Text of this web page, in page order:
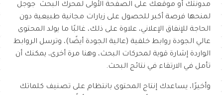
مدونتك أو موقعك على الصفحة الأولى لمحرك البحث جوجل
لمنحها فرصة أكبر للحصول على زيارات مجانية طبيعية دون
الحاجة للإنفاق الإعلاني، علاوة على ذلك، غالبًا ما يولد المحتوى
عالي الجودة روابط خلفية (عالية الجودة أيضًا)، وترسل الروابط
الواردة إشارة قوية لمحركات البحث، وهنا مرة أخرى، يمكنك أن
تأمل في الارتقاء في نتائج البحث.
وأخيرًا، يساعدك إنتاج المحتوى بانتظام على تصنيف كلماتك